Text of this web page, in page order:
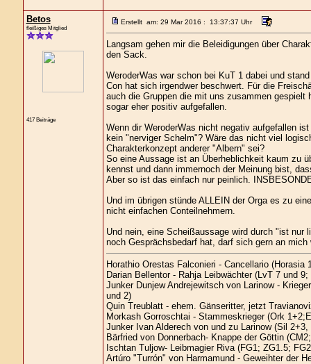
Betos
fleißiges Mitglied
417 Beiträge
Erstellt am: 29 Mar 2016 : 13:37:37 Uhr
Langsam gehen mir die Beleidigungen über
den Sack.
WeroderWas war schon bei KuT 1 dabei und
Con hat sich irgendwer beschwert. Für die
auch die Gruppen die mit uns zusammen
sogar eher positiv aufgefallen.
Wenn dir WeroderWas nicht negativ aufgefallen
kein "nerviger Schelm"? Wäre das nicht viel
Charakterkonzept anderer "Albern" sei?
So eine Aussage ist an Überheblichkeit kaum zu
kennst und dann immernoch der Meinung bist,
Aber so ist das einfach nur peinlich.
Und im übrigen stünde ALLEIN der Orga es zu
nicht einfachen Conteilnehmern.
Und nein, eine Scheißaussage wird durch "ist
noch Gesprächsbedarf hat, darf sich gern an
Horathio Orestas Falconieri - Cancellario (Horasia
Darian Bellentor - Rahja Leibwächter (LvT 7 und
Junker Dunjew Andrejewitsch von Larinow -
und 2)
Quin Treublatt - ehem. Gänseritter, jetzt
Morkash Gorroschtai - Stammeskrieger (Ork
Junker Ivan Alderech von und zu Larinow (Sil 2+3,
Bärfried von Donnerbach- Knappe der Göttin
Ischtan Tuljow- Leibmagier Riva (FG1; ZG1.5;
Artúro "Turrón" von Harmamund - Geweihter der